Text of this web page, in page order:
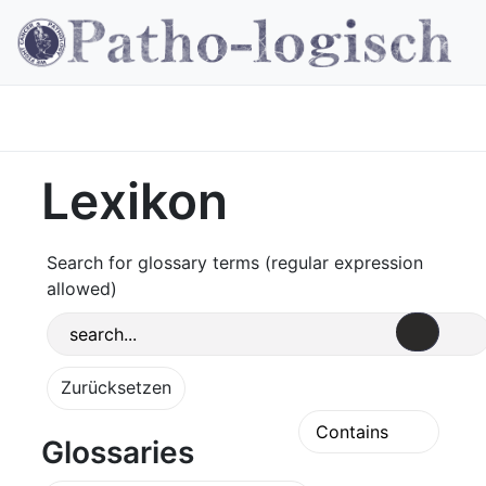
Lexikon
Search for glossary terms (regular expression
allowed)
Glossaries